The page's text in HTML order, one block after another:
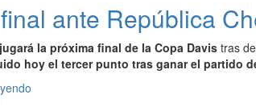
ante República
la próxima final de la Copa Davis tras
hoy el tercer punto tras ganar el partido